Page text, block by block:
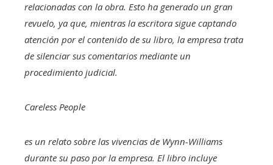
relacionadas con la obra. Esto ha generado un gran
revuelo, ya que, mientras la escritora sigue captando
atención por el contenido de su libro, la empresa trata
de silenciar sus comentarios mediante un
procedimiento judicial.
Careless People
es un relato sobre las vivencias de Wynn-Williams
durante su paso por la empresa. El libro incluye